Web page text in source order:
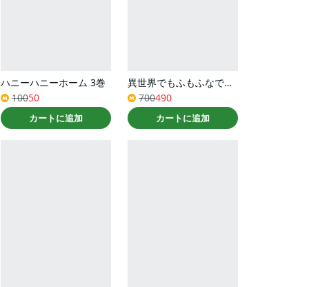
ハニーハニーホーム 3巻
10050
カートに追加
異世界でもふもふなでなでするためにがんばってます。（コミック） ： 13
700490
カートに追加